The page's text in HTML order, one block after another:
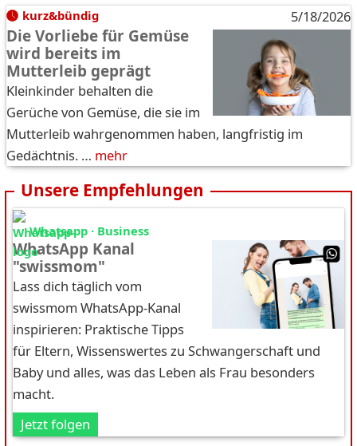
kurz&bündig 5/18/2026
Die Vorliebe für Gemüse
wird bereits im
Mutterleib geprägt
Kleinkinder behalten die
Gerüche von Gemüse, die sie im
Mutterleib wahrgenommen haben, langfristig im
Gedächtnis. … mehr
Unsere Empfehlungen
Whatsapp · Business
WhatsApp Kanal
"swissmom"
Lass dich täglich vom
swissmom WhatsApp-Kanal
inspirieren: Praktische Tipps
für Eltern, Wissenswertes zu Schwangerschaft und
Baby und alles, was das Leben als Frau besonders
macht.
Jetzt folgen